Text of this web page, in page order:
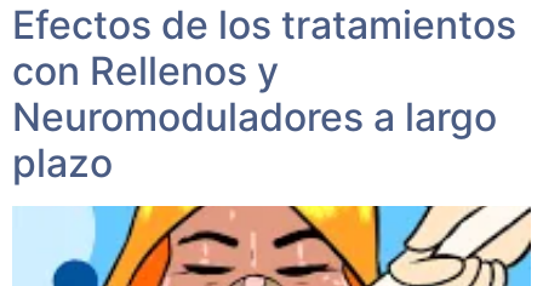
Efectos de los tratamientos
con Rellenos y
Neuromoduladores a largo
plazo